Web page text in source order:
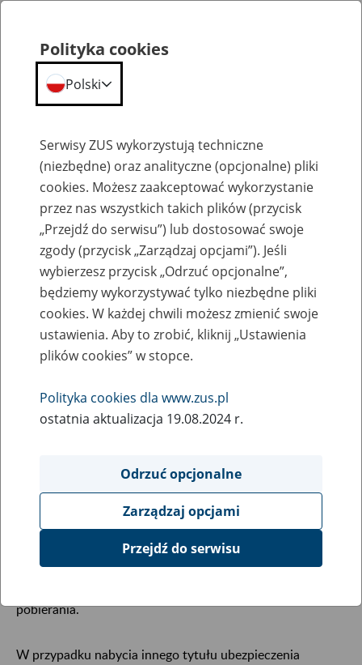
Osoby sprawujące opiekę nad osobą uprawnioną do świadczenia wspierającego
Ubezpieczenie osób, które
pobierają świadczenie wspierające
czerwca
Osoby pobierające świadczenie wspierające podlegają z
tego tytułu wyłącznie ubezpieczeniu zdrowotnemu.
Obowiązek ubezpieczenia powstaje, o ile osoba ta nie
podlega obowiązkowi ubezpieczenia zdrowotnego z innego
tytułu. Okres ubezpieczenia trwa od dnia przyznania
pobierania.
W przypadku nabycia innego tytułu ubezpieczenia
Polityka cookies
Polski
Serwisy ZUS wykorzystują techniczne
(niezbędne) oraz analityczne (opcjonalne) pliki
cookies. Możesz zaakceptować wykorzystanie
przez nas wszystkich takich plików (przycisk
„Przejdź do serwisu”) lub dostosować swoje
zgody (przycisk „Zarządzaj opcjami”). Jeśli
wybierzesz przycisk „Odrzuć opcjonalne”,
będziemy wykorzystywać tylko niezbędne pliki
cookies. W każdej chwili możesz zmienić swoje
ustawienia. Aby to zrobić, kliknij „Ustawienia
plików cookies” w stopce.
Polityka cookies dla www.zus.pl
ostatnia aktualizacja 19.08.2024 r.
Odrzuć opcjonalne
Zarządzaj opcjami
Przejdź do serwisu